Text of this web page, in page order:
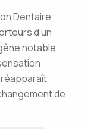
Dentaire
d’un
notable
de